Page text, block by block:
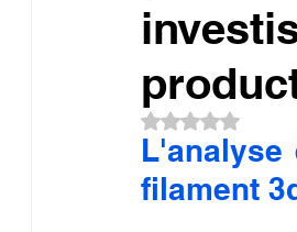
Commerce en Franchise
Noté NaN
L'analyse
filament